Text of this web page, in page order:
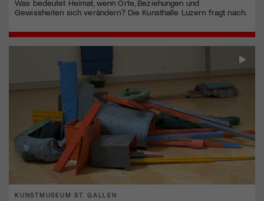
Was bedeutet Heimat, wenn Orte, Beziehungen und
Gewissheiten sich verändern? Die Kunsthalle Luzern fragt nach.
KUNSTMUSEUM ST. GALLEN